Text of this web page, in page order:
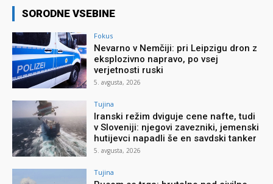
SORODNE VSEBINE
Fokus
Nevarno v Nemčiji: pri Leipzigu dron z
eksplozivno napravo, po vsej
verjetnosti ruski
5. avgusta, 2026
Tujina
Iranski režim dviguje cene nafte, tudi
v Sloveniji: njegovi zavezniki, jemenski
hutijevci napadli še en savdski tanker
5. avgusta, 2026
Tujina